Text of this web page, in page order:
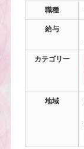
職種
給与
カテゴリー
地域